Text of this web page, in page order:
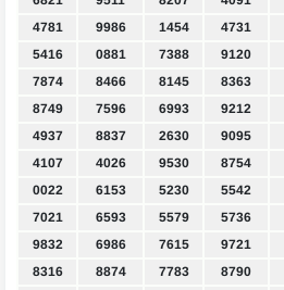
4781
9986 1454 4731
5416
0881 7388 9120
7874
8466 8145 8363
8749
7596 6993 9212
4937
8837 2630 9095
4107
4026 9530 8754
0022
6153 5230 5542
7021
6593 5579 5736
9832
6986 7615 9721
8316
8874 7783 8790